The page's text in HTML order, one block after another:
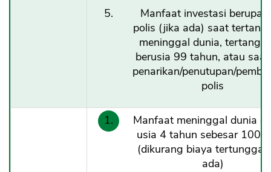
Manfaat investasi berupa
polis (jika ada) saat
meninggal dunia,
berusia 99 tahun, atau
penarikan/penutupan/
polis
Manfaat meninggal dunia
usia 4 tahun sebesar
(dikurang biaya
ada)